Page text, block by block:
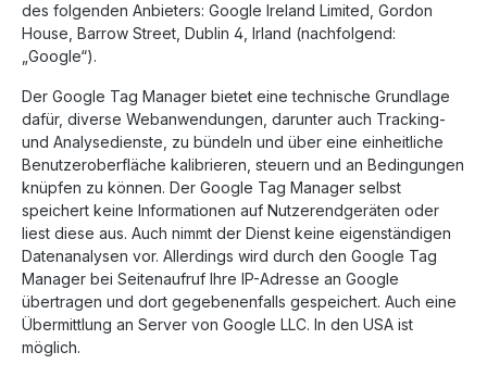
des folgenden Anbieters: Google Ireland Limited, Gordon
House, Barrow Street, Dublin 4, Irland (nachfolgend:
„Google“).
Der Google Tag Manager bietet eine technische Grundlage
dafür, diverse Webanwendungen, darunter auch Tracking-
und Analysedienste, zu bündeln und über eine einheitliche
Benutzeroberfläche kalibrieren, steuern und an Bedingungen
knüpfen zu können. Der Google Tag Manager selbst
speichert keine Informationen auf Nutzerendgeräten oder
liest diese aus. Auch nimmt der Dienst keine eigenständigen
Datenanalysen vor. Allerdings wird durch den Google Tag
Manager bei Seitenaufruf Ihre IP-Adresse an Google
übertragen und dort gegebenenfalls gespeichert. Auch eine
Übermittlung an Server von Google LLC. In den USA ist
möglich.